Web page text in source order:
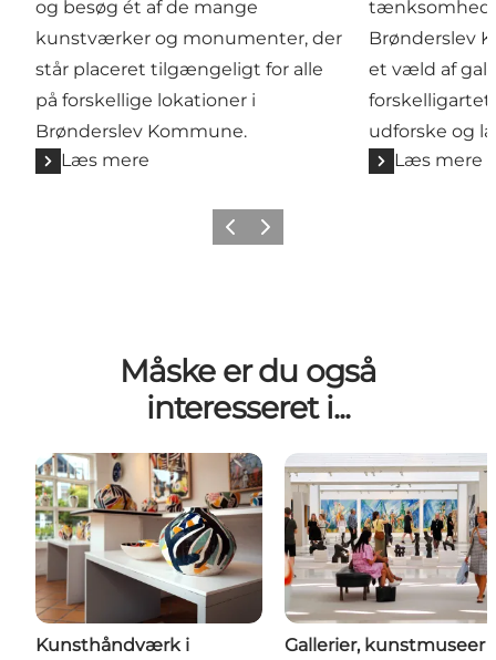
og besøg ét af de mange
kunstværker og monumenter, der
står placeret tilgængeligt for alle
på forskellige lokationer i
Brønderslev Kommune.
Læs mere
Brønderslev
et væld af
udforske og
Læs mere
ForrigeNæste
Måske er du også
interesseret i...
Kunsthåndværk i
Gallerier, kunstmuseer